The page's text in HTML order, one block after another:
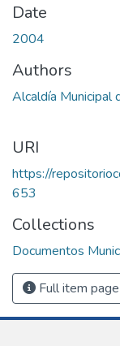
Date
2004
Authors
Alcaldía Municipal
URI
https://
653
Collections
Documentos
Full item page